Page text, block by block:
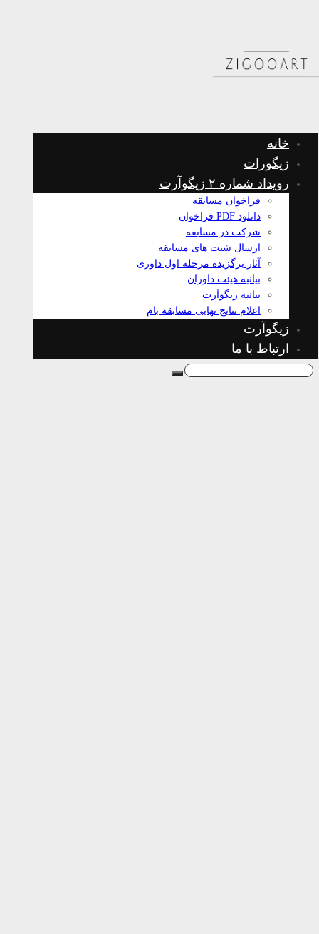
خانه
زیگورات
رویداد شماره ۲ زیگوآرت
فراخوان مسابقه
دانلود PDF فراخوان
شرکت در مسابقه
ارسال شیت های مسابقه
آثار برگزیده مرحله اول داوری
بیانیه هیئت داوران
بیانیه زیگوآرت
اعلام نتایج نهایی مسابقه بام
زیگوآرت
ارتباط با ما